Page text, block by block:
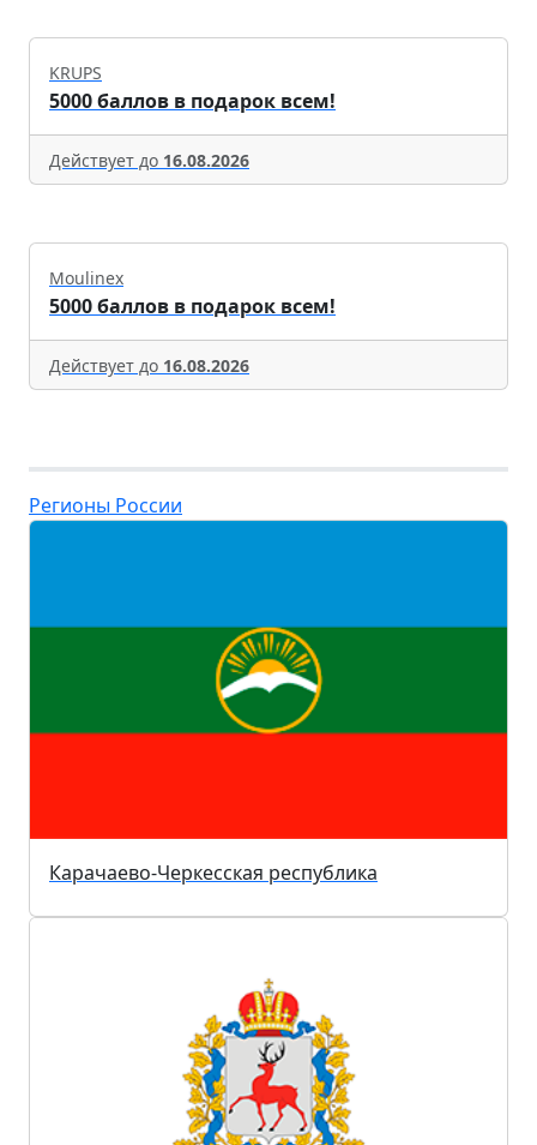
KRUPS
5000 баллов в подарок всем!
Действует до 16.08.2026
Moulinex
5000 баллов в подарок всем!
Действует до 16.08.2026
Регионы России
Карачаево-Черкесская республика